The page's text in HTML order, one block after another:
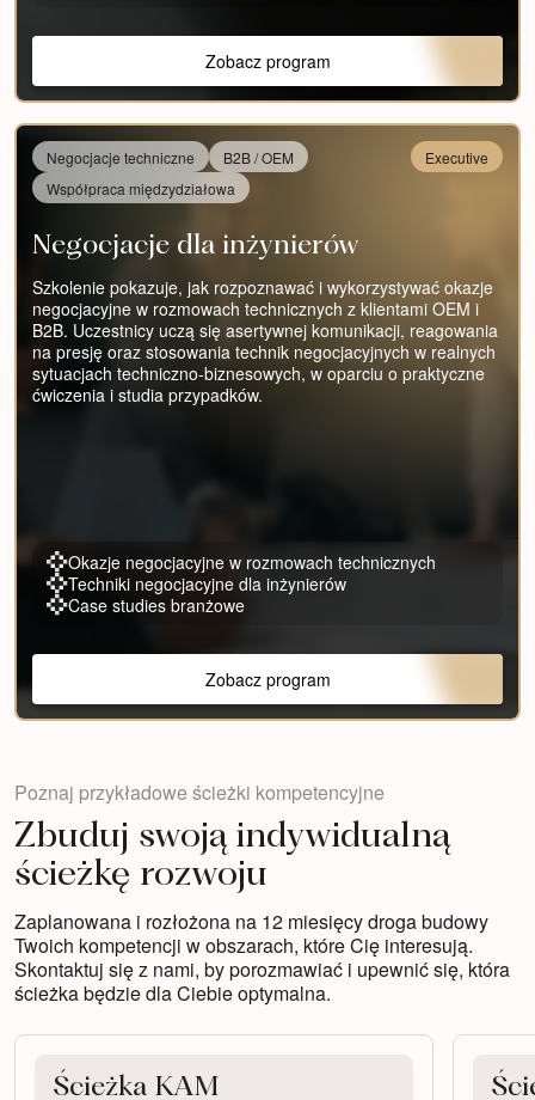
Zobacz program
Negocjacje techniczne
B2B / OEM
Współpraca międzydziałowa
Executive
Negocjacje dla inżynierów
Szkolenie pokazuje, jak rozpoznawać i wykorzystywać okazje
negocjacyjne w rozmowach technicznych z klientami OEM i
B2B. Uczestnicy uczą się asertywnej komunikacji, reagowania
na presję oraz stosowania technik negocjacyjnych w realnych
sytuacjach techniczno-biznesowych, w oparciu o praktyczne
ćwiczenia i studia przypadków.
Okazje negocjacyjne w rozmowach technicznych
Techniki negocjacyjne dla inżynierów
Case studies branżowe
Zobacz program
Poznaj przykładowe ścieżki kompetencyjne
Zbuduj swoją indywidualną
ścieżkę rozwoju
Zaplanowana i rozłożona na 12 miesięcy droga budowy
Twoich kompetencji w obszarach, które Cię interesują.
Skontaktuj się z nami, by porozmawiać i upewnić się, która
ścieżka będzie dla Ciebie optymalna.
Ścieżka KAM